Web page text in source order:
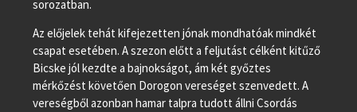
sorozatban.
Az előjelek tehát kifejezetten jónak mondhatóak mindkét
csapat esetében. A szezon előtt a feljutást célként kitűző
Bicske jól kezdte a bajnokságot, ám két győztes
mérkőzést követően Dorogon vereséget szenvedett. A
vereségből azonban hamar talpra tudott állni Csordás